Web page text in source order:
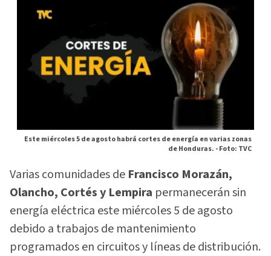
Este miércoles 5 de agosto habrá cortes de energía en varias zonas
de Honduras. -Foto: TVC
Varias comunidades de Francisco Morazán,
Olancho, Cortés y Lempira permanecerán sin
energía eléctrica este miércoles 5 de agosto
debido a trabajos de mantenimiento
programados en circuitos y líneas de distribución.